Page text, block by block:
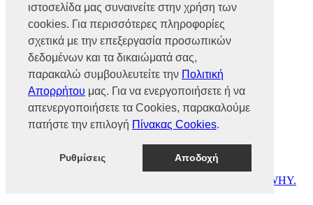
ιστοσελίδα μας συναινείτε στην χρήση των
cookies. Για περισσότερες πληροφορίες
σχετικά με την επεξεργασία προσωπικών
δεδομένων και τα δικαιώματά σας,
παρακαλώ συμβουλευτείτε την Πολιτική
Απορρήτου μας. Για να ενεργοποιήσετε ή να
απενεργοποιήσετε τα Cookies, παρακαλούμε
πατήστε την επιλογή Πίνακας Cookies.
Ρυθμίσεις Αποδοχή
Η Εταιρεία
Brands
Νέα
Οικονομικά στοιχεία
Υποστήριξη
Επικοινωνία
Γίνε συνεργάτης
Dealers Area
Πολιτική cookies
WHY.